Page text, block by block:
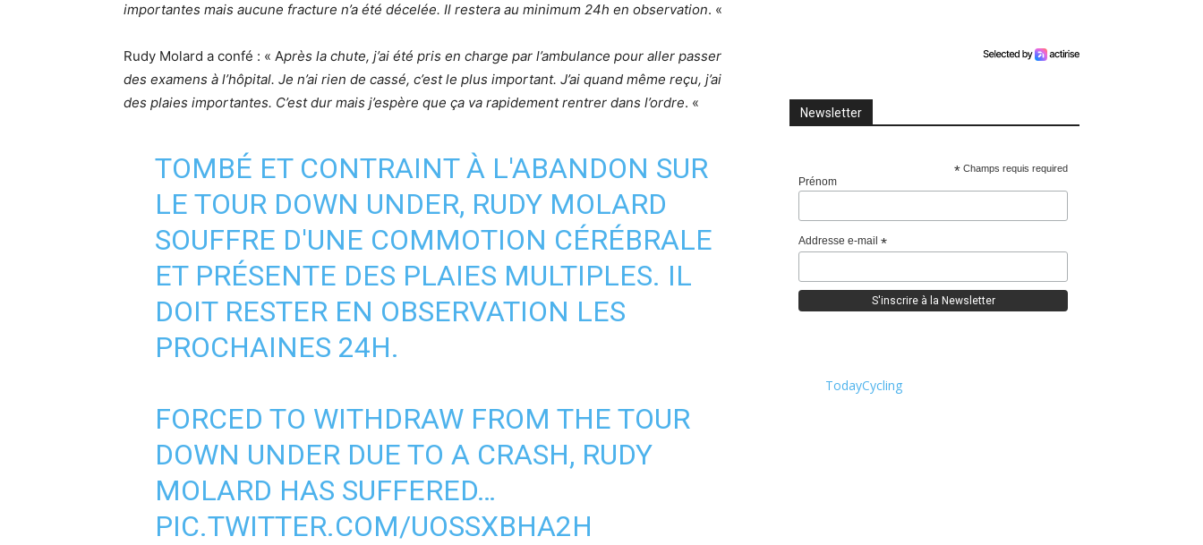
importantes mais aucune fracture n’a été décelée. Il restera au minimum 24h en observation. «
Rudy Molard a confé : « Après la chute, j’ai été pris en charge par l’ambulance pour aller passer
des examens à l’hôpital. Je n’ai rien de cassé, c’est le plus important. J’ai quand même reçu, j’ai
des plaies importantes. C’est dur mais j’espère que ça va rapidement rentrer dans l’ordre. «
TOMBÉ ET CONTRAINT À L'ABANDON SUR
LE TOUR DOWN UNDER, RUDY MOLARD
SOUFFRE D'UNE COMMOTION CÉRÉBRALE
ET PRÉSENTE DES PLAIES MULTIPLES. IL
DOIT RESTER EN OBSERVATION LES
PROCHAINES 24H.
FORCED TO WITHDRAW FROM THE TOUR
DOWN UNDER DUE TO A CRASH, RUDY
MOLARD HAS SUFFERED…
PIC.TWITTER.COM/UOSSXBHA2H
Newsletter
* Champs requis required
Prénom
Addresse e-mail *
TodayCycling